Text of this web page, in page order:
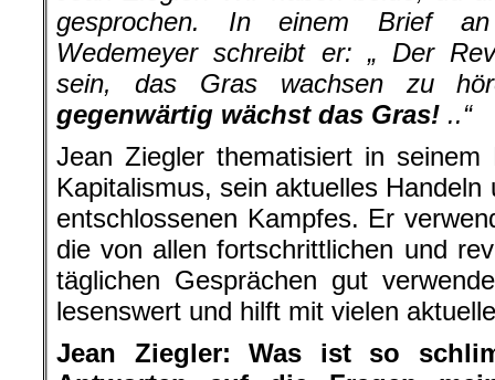
gesprochen. In einem Brief
Wedemeyer schreibt er: „ Der
sein, das Gras wachsen zu
gegenwärtig wächst das Gras! ..“
Jean Ziegler thematisiert in
Kapitalismus, sein aktuelles
entschlossenen Kampfes. Er
die von allen fortschrittlichen und
täglichen Gesprächen gut
lesenswert und hilft mit vielen
Jean Ziegler: Was ist so